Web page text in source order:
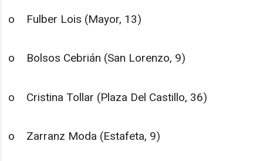
o Fulber Lois (Mayor, 13)
o Bolsos Cebrián (San Lorenzo, 9)
o Cristina Tollar (Plaza Del Castillo, 36)
o Zarranz Moda (Estafeta, 9)